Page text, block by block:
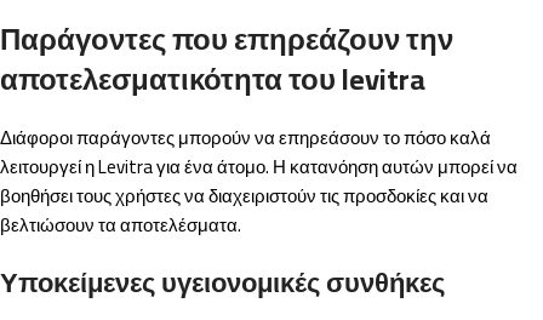
Παράγοντες που επηρεάζουν την
αποτελεσματικότητα του levitra
Διάφοροι παράγοντες μπορούν να επηρεάσουν το πόσο καλά
λειτουργεί η Levitra για ένα άτομο. Η κατανόηση αυτών μπορεί να
βοηθήσει τους χρήστες να διαχειριστούν τις προσδοκίες και να
βελτιώσουν τα αποτελέσματα.
Υποκείμενες υγειονομικές συνθήκες